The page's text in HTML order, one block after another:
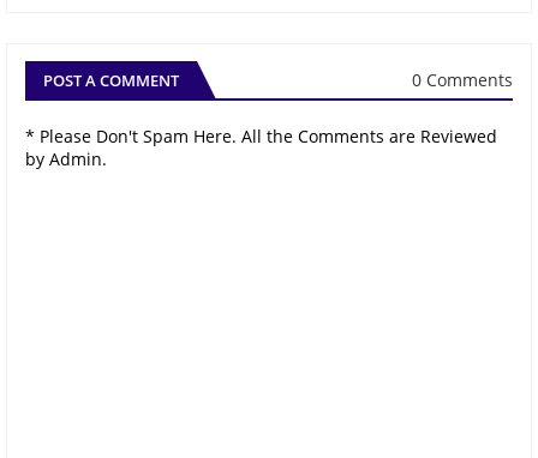
POST A COMMENT 0 Comments
* Please Don't Spam Here. All the Comments are Reviewed
by Admin.